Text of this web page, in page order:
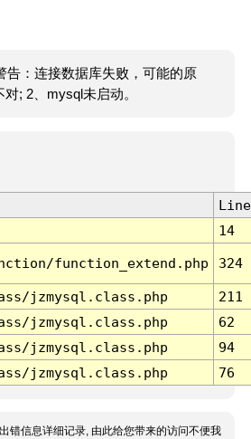
告：连接数据库失败，可能的原
; 2、mysql未启动。
Line
14
function_extend.php 324
jzmysql.class.php
211
jzmysql.class.php
62
jzmysql.class.php
94
jzmysql.class.php 76
错信息详细记录, 由此给您带来的访问不便我